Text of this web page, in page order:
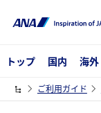
トップ 国内 海外
ご利用ガイド